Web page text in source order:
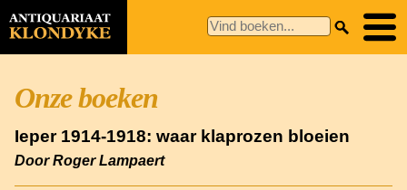
Onze boeken
Ieper 1914-1918: waar klaprozen bloeien
Door Roger Lampaert